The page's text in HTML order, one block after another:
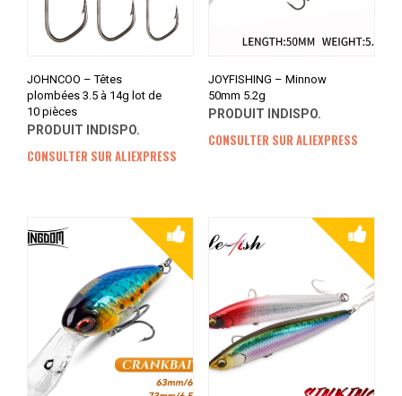
JOHNCOO – Têtes
plombées 3.5 à 14g lot de
10 pièces
PRODUIT INDISPO.
CONSULTER SUR ALIEXPRESS
JOYFISHING – Minnow
50mm 5.2g
PRODUIT INDISPO.
CONSULTER SUR ALIEXPRESS